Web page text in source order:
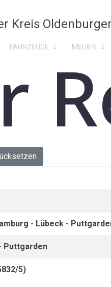
FAHRZEUGE MEDIEN
- Lübeck -
Puttgarden
5)